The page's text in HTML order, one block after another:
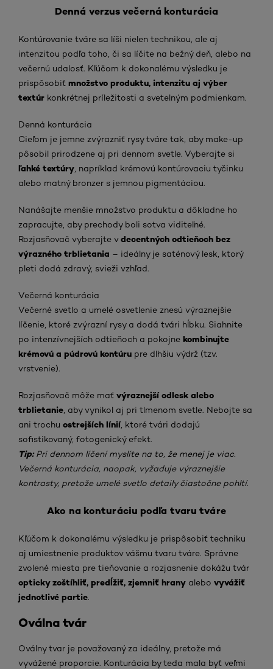
Denná verzus večerná konturácia
Kontúrovanie tváre sa líši nielen technikou, ale aj
intenzitou podľa toho, či sa líčite na bežný deň, alebo na
večernú udalosť. Kľúčom k dokonalému výsledku je
prispôsobiť množstvo produktu, intenzitu aj výber
textúr konkrétnej príležitosti a svetelným podmienkam.
Denná konturácia
Cieľom je jemne zvýrazniť rysy tváre tak, aby make-up
pôsobil prirodzene aj pri dennom svetle. Vyberajte si
ľahké textúry , napríklad krémovú kontúrovaciu tyčinku
alebo matný bronzer s jemnou pigmentáciou.
Nanášajte menšie množstvo produktu a dôkladne ho
zapracujte, aby prechody boli sotva viditeľné.
Rozjasňovač vyberajte vdecentných odtieňoch bez
výrazného trblietania – ideálny je saténový lesk, ktorý
pleti dodá zdravý, svieži vzhľad.
Večerná konturácia
Večerné svetlo a umelé osvetlenie znesú výraznejšie
líčenie, ktoré zvýrazní rysy a dodá tvári hĺbku. Siahnite
po intenzívnejších odtieňoch a pokojne kombinujte
krémovú a púdrovú kontúru pre dlhšiu výdrž (tzv.
vrstvenie).
Rozjasňovač môže mať výraznejší odlesk alebo
trblietanie , aby vynikol aj pri tlmenom svetle. Nebojte sa
ani trochu ostrejších línií , ktoré tvári dodajú
sofistikovaný, fotogenický efekt.
Tip:Pri dennom líčení myslíte na to, že menej je viac.
Večerná konturácia, naopak, vyžaduje výraznejšie
kontrasty, pretože umelé svetlo detaily čiastočne pohltí.
Ako na konturáciu podľa tvaru tváre
Kľúčom k dokonalému výsledku je prispôsobiť techniku
aj umiestnenie produktov vášmu tvaru tváre. Správne
zvolené miesta pre tieňovanie a rozjasnenie dokážu tvár
opticky zoštíhliť, predĺžiť, zjemniť hrany alebo vyvážiť
jednotlivé partie.
Oválna tvár
Oválny tvar je považovaný za ideálny, pretože má
vyvážené proporcie. Konturácia by teda mala byť veľmi